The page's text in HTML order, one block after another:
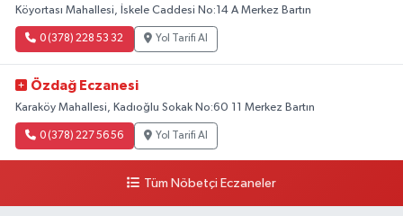
Köyortası Mahallesi, İskele Caddesi No:14 A Merkez Bartın
0 (378) 228 53 32 Yol Tarifi Al
Özdağ Eczanesi
Karaköy Mahallesi, Kadıoğlu Sokak No:60 11 Merkez Bartın
0 (378) 227 56 56 Yol Tarifi Al
Tüm Nöbetçi Eczaneler